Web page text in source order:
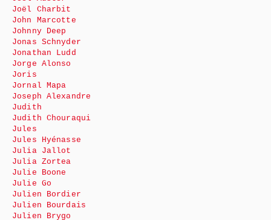
Joël Charbit
John Marcotte
Johnny Deep
Jonas Schnyder
Jonathan Ludd
Jorge Alonso
Joris
Jornal Mapa
Joseph Alexandre
Judith
Judith Chouraqui
Jules
Jules Hyénasse
Julia Jallot
Julia Zortea
Julie Boone
Julie Go
Julien Bordier
Julien Bourdais
Julien Brygo